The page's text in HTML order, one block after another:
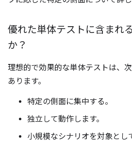
優れた単体テストに含まれ
か？
理想的で効果的な単体テストは、
あります。
特定の側面に集中する。
独立して動作します。
小規模なシナリオを対象とし